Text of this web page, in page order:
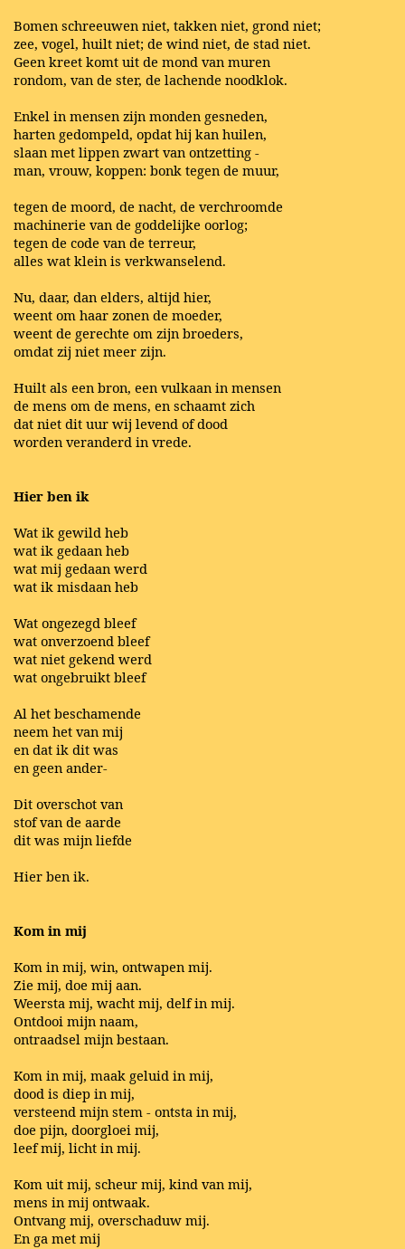
Bomen schreeuwen niet, takken niet, grond niet;
zee, vogel, huilt niet; de wind niet, de stad niet.
Geen kreet komt uit de mond van muren
rondom, van de ster, de lachende noodklok.
Enkel in mensen zijn monden gesneden,
harten gedompeld, opdat hij kan huilen,
slaan met lippen zwart van ontzetting -
man, vrouw, koppen: bonk tegen de muur,
tegen de moord, de nacht, de verchroomde
machinerie van de goddelijke oorlog;
tegen de code van de terreur,
alles wat klein is verkwanselend.
Nu, daar, dan elders, altijd hier,
weent om haar zonen de moeder,
weent de gerechte om zijn broeders,
omdat zij niet meer zijn.
Huilt als een bron, een vulkaan in mensen
de mens om de mens, en schaamt zich
dat niet dit uur wij levend of dood
worden veranderd in vrede.
Hier ben ik
Wat ik gewild heb
wat ik gedaan heb
wat mij gedaan werd
wat ik misdaan heb
Wat ongezegd bleef
wat onverzoend bleef
wat niet gekend werd
wat ongebruikt bleef
Al het beschamende
neem het van mij
en dat ik dit was
en geen ander-
Dit overschot van
stof van de aarde
dit was mijn liefde
Hier ben ik.
Kom in mij
Kom in mij, win, ontwapen mij.
Zie mij, doe mij aan.
Weersta mij, wacht mij, delf in mij.
Ontdooi mijn naam,
ontraadsel mijn bestaan.
Kom in mij, maak geluid in mij,
dood is diep in mij,
versteend mijn stem - ontsta in mij,
doe pijn, doorgloei mij,
leef mij, licht in mij.
Kom uit mij, scheur mij, kind van mij,
mens in mij ontwaak.
Ontvang mij, overschaduw mij.
En ga met mij